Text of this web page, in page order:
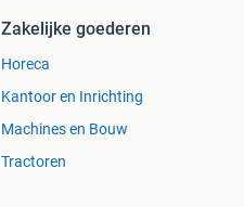
Zakelijke goederen
Horeca
Kantoor en Inrichting
Machines en Bouw
Tractoren